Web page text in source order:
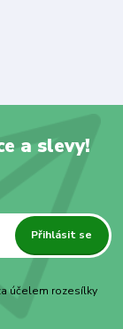
a slevy!
Přihlásit se
účelem rozesílky